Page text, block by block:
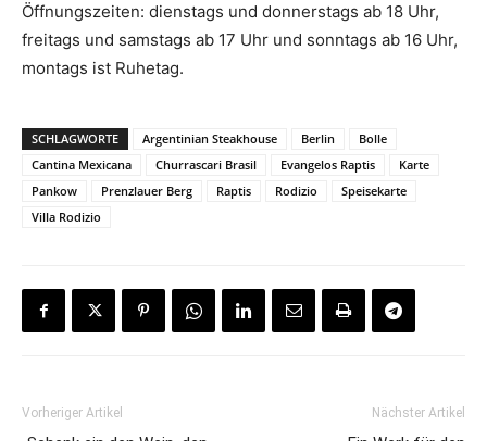
Öffnungszeiten: dienstags und donnerstags ab 18 Uhr,
freitags und samstags ab 17 Uhr und sonntags ab 16 Uhr,
montags ist Ruhetag.
SCHLAGWORTE Argentinian Steakhouse Berlin
Bolle
Cantina Mexicana
Churrascari Brasil Evangelos Raptis
Karte
Pankow
Prenzlauer Berg Raptis Rodizio
Speisekarte
Villa Rodizio
Vorheriger Artikel Nächster Artikel